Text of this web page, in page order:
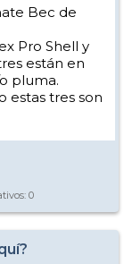
Bec de
Pro Shell y
están en
pluma.
estas tres son
0